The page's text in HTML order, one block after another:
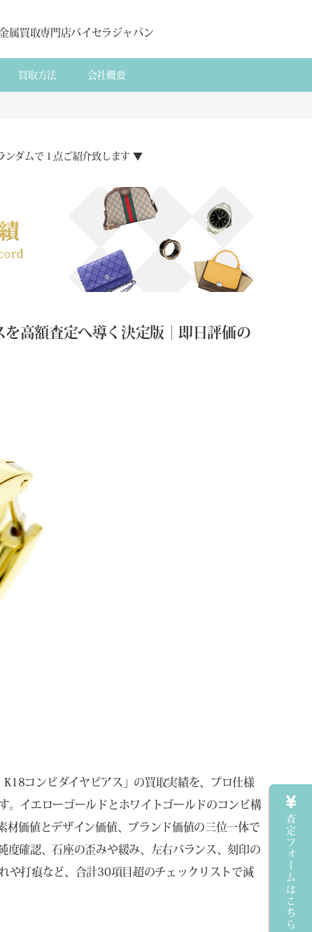
属買取専門店バイセラジャパン
買取方法 会社概要
ンダムで１点ご紹介致します ▼
を高額査定へ導く決定版｜即日評価の
コンビダイヤピアス」の買取実績を、プロ仕様
。イエローゴールドとホワイトゴールドのコンビ構
材価値とデザイン価値、ブランド価値の三位一体で
度確認、石座の歪みや緩み、左右バランス、刻印の
や打痕など、合計30項目超のチェックリストで減
査定フォームはこちら